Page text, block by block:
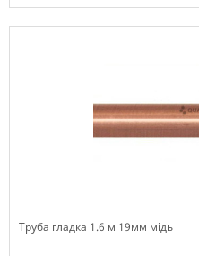
Труба гладка 1.6 м 19мм мідь